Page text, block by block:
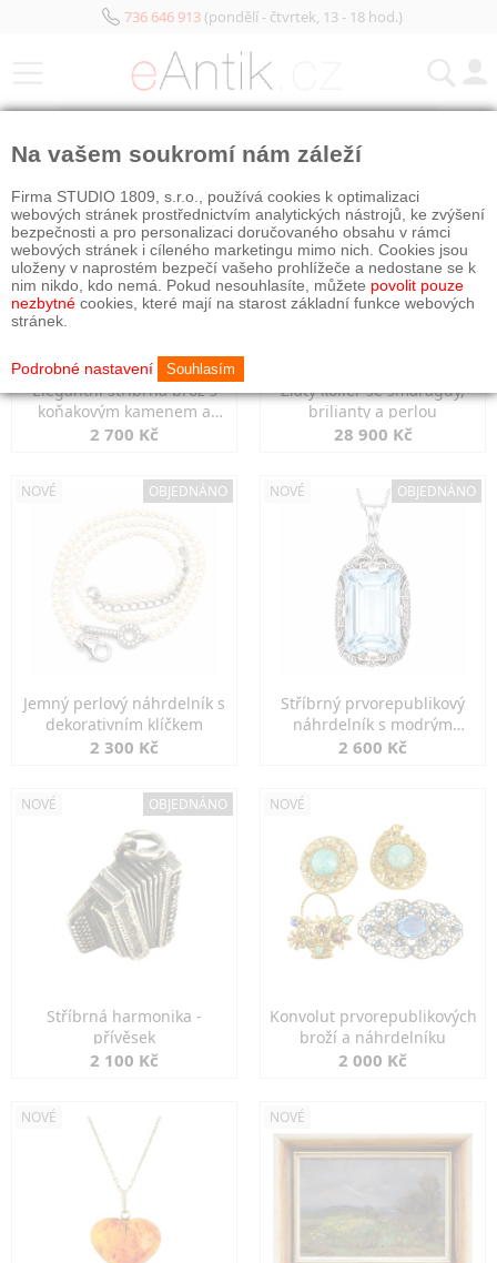
736 646 913(pondělí - čtvrtek, 13 - 18 hod.)
Elegantní stříbrná brož s
koňakovým kamenem a
markazity
2 700 Kč
Zlatý kolier se smaragdy,
brilianty a perlou
28 900 Kč
NOVÉ OBJEDNÁNO
Jemný perlový náhrdelník s
dekorativním klíčkem
2 300 Kč
NOVÉ OBJEDNÁNO
Stříbrný prvorepublikový
náhrdelník s modrým
spinelem
2 600 Kč
NOVÉ OBJEDNÁNO
Stříbrná harmonika -
přívěsek
2 100 Kč
NOVÉ
Konvolut prvorepublikových
broží a náhrdelníku
2 000 Kč
NOVÉ NOVÉ
Na vašem soukromí nám záleží
Firma STUDIO 1809, s.r.o., používá cookies k optimalizaci
webových stránek prostřednictvím analytických nástrojů, ke zvýšení
bezpečnosti a pro personalizaci doručovaného obsahu v rámci
webových stránek i cíleného marketingu mimo nich. Cookies jsou
uloženy v naprostém bezpečí vašeho prohlížeče a nedostane se k
nim nikdo, kdo nemá. Pokud nesouhlasíte, můžete povolit pouze
nezbytné cookies, které mají na starost základní funkce webových
stránek.
Podrobné nastavení Souhlasím